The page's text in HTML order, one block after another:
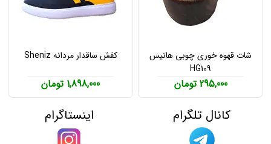
شات قهوه خوری چوبی هانیس
HG109
295,000 تومان
کفش ساقدار مردانه Sheniz
1,898,000 تومان
کانال تلگرام اینستاگرام